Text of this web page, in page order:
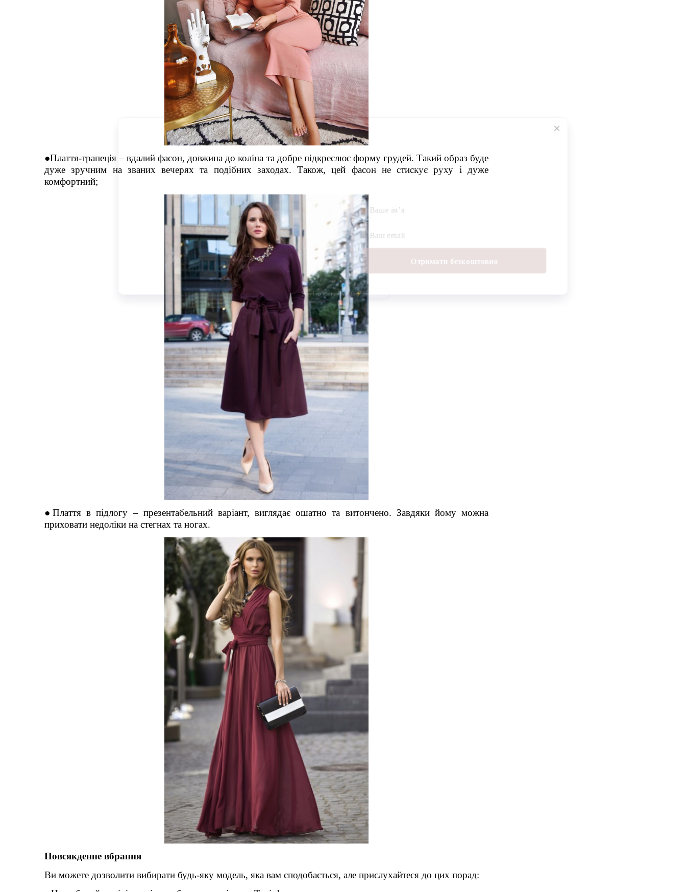
●Плаття-трапеція – вдалий фасон, довжина до коліна та добре підкреслює форму грудей. Такий образ буде
дуже зручним на званих вечерях та подібних заходах. Також, цей фасон не стискує руху і дуже
комфортний;
●Плаття в підлогу – презентабельний варіант, виглядає ошатно та витончено. Завдяки йому можна
приховати недоліки на стегнах та ногах.
Повсякденне вбрання
Ви можете дозволити вибирати будь-яку модель, яка вам сподобається, але прислухайтеся до цих порад: